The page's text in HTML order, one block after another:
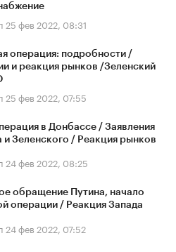
25 фев 2022, 08:31
операция: подробности /
и реакция рынков /Зеленский
25 фев 2022, 07:55
в Донбассе / Заявления
и Зеленского / Реакция рынков
24 фев 2022, 08:25
обращение Путина, начало
операции / Реакция Запада
24 фев 2022, 07:52